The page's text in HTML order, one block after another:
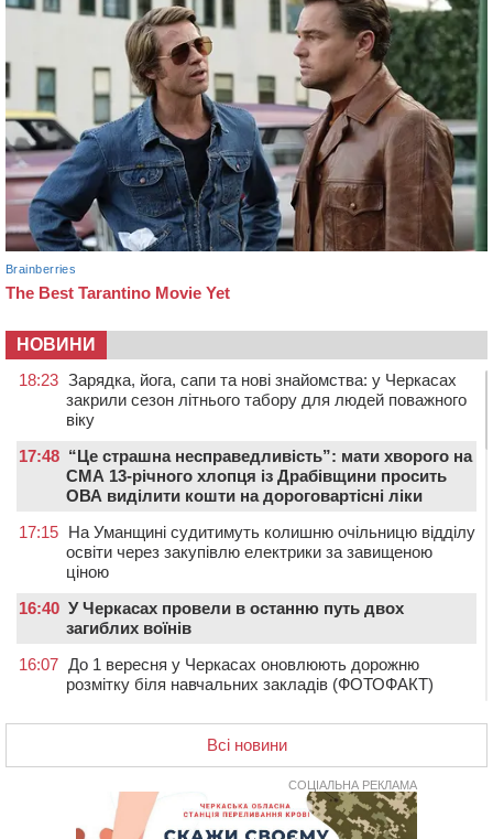
НОВИНИ
18:23 Зарядка, йога, сапи та нові знайомства: у Черкасах
закрили сезон літнього табору для людей поважного
віку
17:48 “Це страшна несправедливість”: мати хворого на
СМА 13-річного хлопця із Драбівщини просить
ОВА виділити кошти на дороговартісні ліки
17:15 На Уманщині судитимуть колишню очільницю відділу
освіти через закупівлю електрики за завищеною
ціною
16:40 У Черкасах провели в останню путь двох
загиблих воїнів
16:07 До 1 вересня у Черкасах оновлюють дорожню
розмітку біля навчальних закладів (ФОТОФАКТ)
Черкасах відкрили спортивно-реабілітаційний центр
15:05 На Звенигородщині, попри заборону міськради,
У Каневі аномальна спека призвела до перебоїв у
Всі новини
СОЦІАЛЬНА РЕКЛАМА